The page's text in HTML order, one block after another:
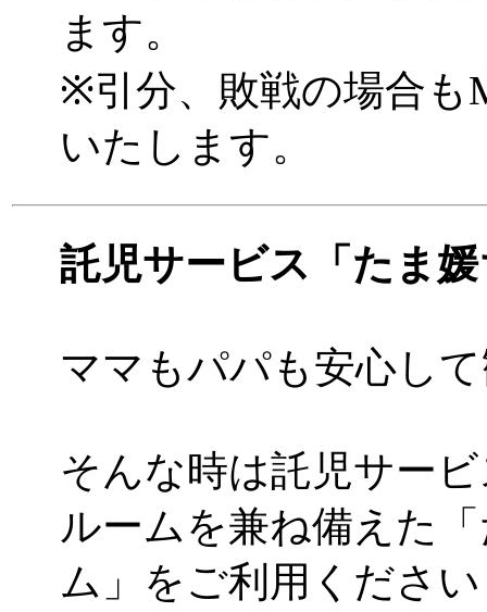
ます。
※引分、敗戦の場合も
いたします。
託児サービス「たま
ママもパパも安心し
そんな時は託児サー
ルームを兼ね備えた
ム」をご利用くださ